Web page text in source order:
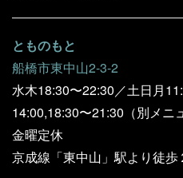
とものもと
船橋市東中山2-3-2
水木18:30〜22:30／土日月
14:00,18:30〜21:30（別メニ
金曜定休
京成線「東中山」駅より徒歩